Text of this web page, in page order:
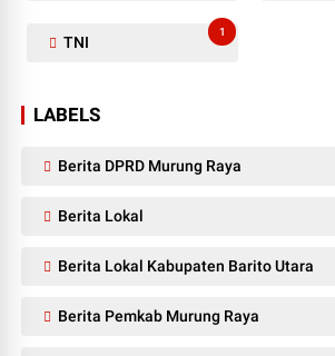
TNI
1
LABELS
Berita DPRD Murung Raya
Berita Lokal
Berita Lokal Kabupaten Barito Utara
Berita Pemkab Murung Raya